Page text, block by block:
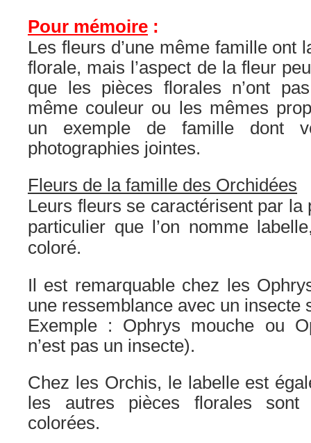
Pour mémoire :
Les fleurs d’une même famille ont
florale, mais l’aspect de la fleur
que les pièces florales n’ont
même couleur ou les mêmes
un exemple de famille dont
photographies jointes.
Fleurs de la famille des Orchidées
Leurs fleurs se caractérisent par la
particulier que l’on nomme
coloré.
Il est remarquable chez les
une ressemblance avec un insecte
Exemple : Ophrys mouche ou
n’est pas un insecte).
Chez les Orchis, le labelle est
les autres pièces florales sont
colorées.